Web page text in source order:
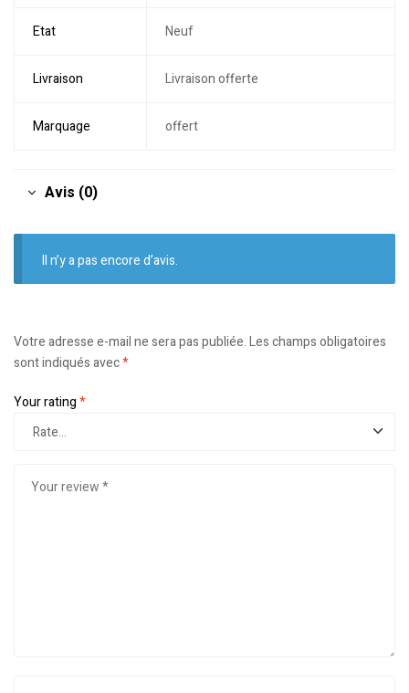
Etat Neuf
Livraison Livraison offerte
Marquage offert
Avis (0)
Il n’y a pas encore d’avis.
Votre adresse e-mail ne sera pas publiée.Les champs obligatoires
sont indiqués avec*
Your rating*